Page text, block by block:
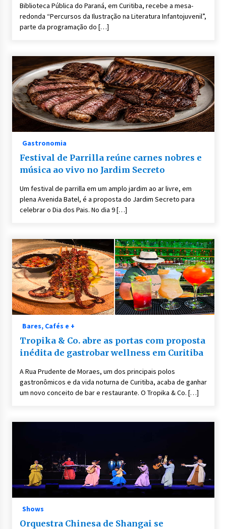
Biblioteca Pública do Paraná, em Curitiba, recebe a mesa-
redonda “Percursos da Ilustração na Literatura Infantojuvenil”,
parte da programação do […]
Gastronomia
Festival de Parrilla reúne carnes nobres e
música ao vivo no Jardim Secreto
Um festival de parrilla em um amplo jardim ao ar livre, em
plena Avenida Batel, é a proposta do Jardim Secreto para
celebrar o Dia dos Pais. No dia 9 […]
Bares, Cafés e +
Tropika & Co. abre as portas com proposta
inédita de gastrobar wellness em Curitiba
A Rua Prudente de Moraes, um dos principais polos
gastronômicos e da vida noturna de Curitiba, acaba de ganhar
um novo conceito de bar e restaurante. O Tropika & Co. […]
Shows
Orquestra Chinesa de Shangai se